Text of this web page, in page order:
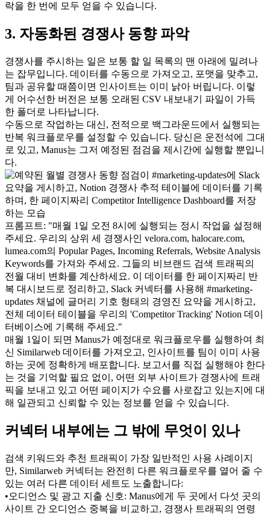
락을 한 번에 모두 얻을 수 있습니다.
3. 자동화된 경쟁사 동향 파악
경쟁사를 주시하는 일은 보통 할 일 목록의 맨 아래에 밀려나
는 잡무입니다. 데이터를 수동으로 가져오고, 포맷을 맞추고,
팀과 공유할 때쯤이면 인사이트는 이미 낡아 버립니다. 이렇
게 어수선한 버전은 보통 오래된 CSV 내보내기 파일이 가득
한 폴더로 나타납니다.
수동으로 작업하는 대신, 전적으로 백그라운드에서 실행되는
반복 워크플로우를 설정할 수 있습니다. 당신은 운전석에 그대
로 있고, Manus는 그저 예정된 점검을 제시간에 실행할 뿐입니
다.
프롬프트: "매월 1일 오전 8시에 실행되는 정시 작업을 설정해
주세요. 우리의 상위 세 경쟁사인 velora.com, halocare.com,
lumea.com의 Popular Pages, Incoming Referrals, Website Analysis
Keywords를 가져와 주세요. 그들의 비브랜드 검색 트래픽의
전월 대비 변화를 계산하세요. 이 데이터를 한 페이지짜리 반
복 대시보드로 정리하고, Slack 커넥터를 사용해 #marketing-
updates 채널에 글머리 기호 형태의 경영진 요약을 게시하고,
전체 데이터 테이블을 우리의 'Competitor Tracking' Notion 데이
터베이스에 기록해 주세요."
매월 1일이 되면 Manus가 예정대로 워크플로우를 실행하여 최
신 Similarweb 데이터를 가져오고, 인사이트를 팀이 이미 사용
하는 곳에 정확하게 배포합니다. 보고서를 직접 실행해야 한다
는 것을 기억할 필요 없이, 어떤 외부 사이트가 경쟁사에 트래
픽을 보내고 있고 어떤 페이지가 수요를 사로잡고 있는지에 대
해 일관되고 신뢰할 수 있는 정보를 얻을 수 있습니다.
커넥터 내부에는 그 밖에 무엇이 있나
검색 키워드와 추천 트래픽이 가장 일반적인 사용 사례이지
만, Similarweb 커넥터는 완전히 다른 워크플로우를 열어 줄 수
있는 여러 다른 데이터 세트도 노출합니다:
•오디언스 및 광고 지출 신호: Manus에게 두 곳에서 다섯 곳의
사이트 간 오디언스 중복을 비교하고, 경쟁사 트래픽의 연령